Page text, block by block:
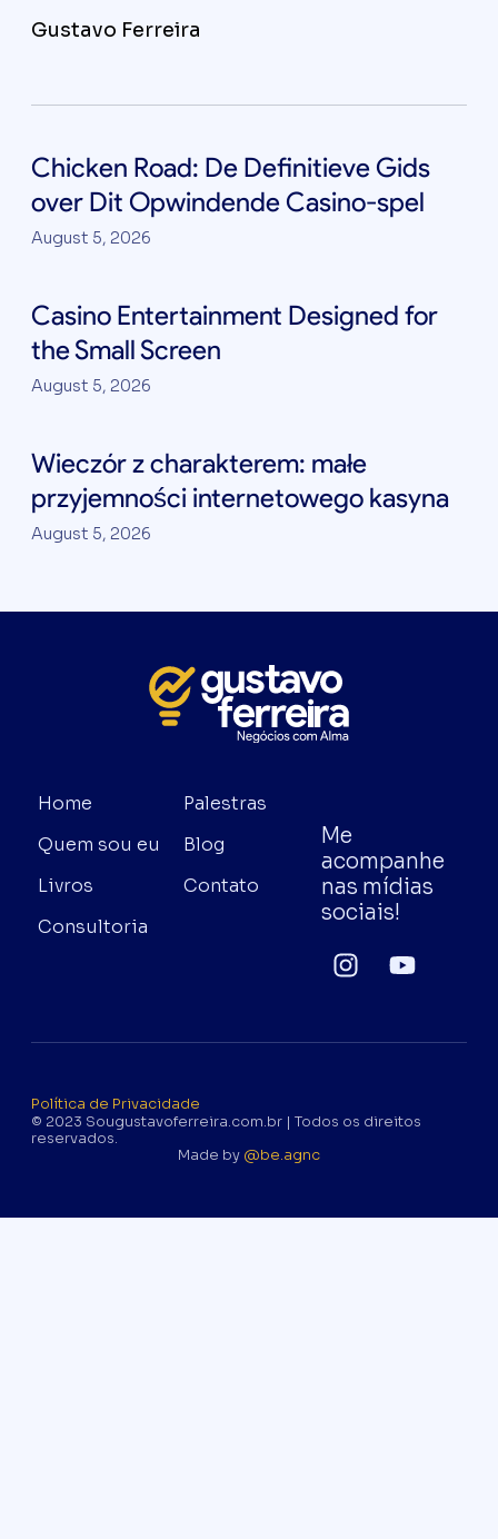
Gustavo Ferreira
Chicken Road: De Definitieve Gids
over Dit Opwindende Casino-spel
August 5, 2026
Casino Entertainment Designed for
the Small Screen
August 5, 2026
Wieczór z charakterem: małe
przyjemności internetowego kasyna
August 5, 2026
Home
Quem sou eu
Livros
Consultoria
Palestras
Blog
Contato
Me
acompanhe
nas mídias
sociais!
Política de Privacidade
© 2023 Sougustavoferreira.com.br | Todos os direitos
reservados.
Made by @be.agnc